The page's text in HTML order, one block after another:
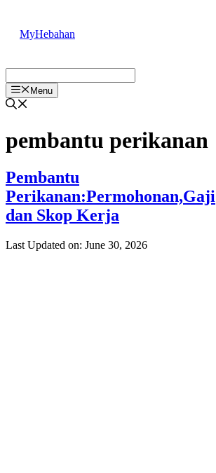
content
MyHebahan
Menu
pembantu perikanan
Pembantu
Perikanan:Permohonan,Gaji
dan Skop Kerja
Last Updated on: June 30, 2026